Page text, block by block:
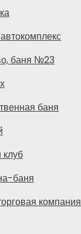
баня №23
баня
баня
компания